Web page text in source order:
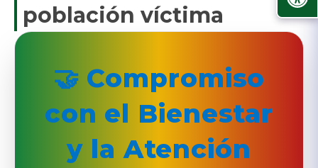
población víctima
🤝 Compromiso
con el Bienestar
y la Atención